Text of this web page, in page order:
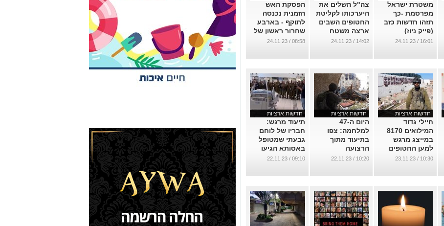
משטרת ישראל
מפרסמת -כך
תזהו חדשות כזב
(פייק ניוז)
...
16:01 / 24.11.23
צה"ל השלים את
היערכותו לקליטת
החטופים השבים
ארצה משטח
רצועת עזה
...
14:02 / 24.11.23
הפסקת האש
הזמנית נכנסה
לתוקף - בארבע
שחרור ראשון של
החטופים
08:58 / 24.11.23
חדשות ארציות
חיילי גדוד
המילואים 8170
במייצג מרגש
למען החטופים
(וידאו)
10:30 / 23.11.23
חדשות ארציות
היום ה-47
למלחמה: צפו
בתיעוד מתוך
הרצועה
...
10:20 / 22.11.23
חדשות ארציות
תיעוד מרגש:
חבריו של לוחם
גבעתי שמטופל
באסותא הגיעו
לחזק אותו ביום
...
09:10 / 22.11.23